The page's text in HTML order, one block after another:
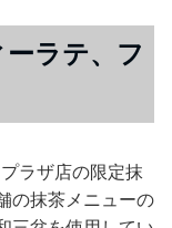
ラテ、フ
ラザ店の限定抹
の抹茶メニューの